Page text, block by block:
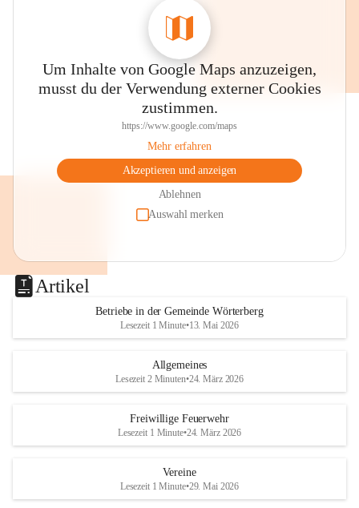
Um Inhalte von Google Maps anzuzeigen,
musst du der Verwendung externer Cookies
zustimmen.
https://www.google.com/maps
Mehr erfahren
Akzeptieren und anzeigen
Ablehnen
Auswahl merken
Artikel
Betriebe in der Gemeinde Wörterberg
Lesezeit 1 Minute•13. Mai 2026
Allgemeines
Lesezeit 2 Minuten•24. März 2026
Freiwillige Feuerwehr
Lesezeit 1 Minute•24. März 2026
Vereine
Lesezeit 1 Minute•29. Mai 2026